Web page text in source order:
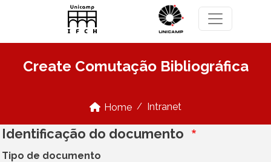
Skip to main content
Create Comutação Bibliográfica
Home Intranet
Identificação do documento
Tipo de documento